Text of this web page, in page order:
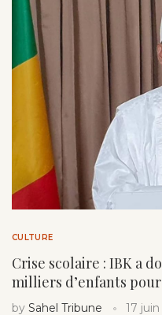
CULTURE
Crise scolaire : IBK a
milliers d’enfants
by Sahel Tribune 17